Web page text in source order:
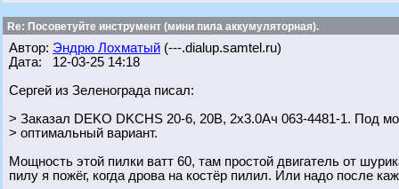
Re: Посоветуйте инструмент (мини пила аккумуляторная).
Автор: Эндрю Лохматый (---.dialup.samtel.ru)
Дата: 12-03-25 14:18
Сергей из Зеленограда писал:
> Заказал DEKO DKCHS 20-6, 20В, 2x3.0Ач 063-4481-1. Под
> оптимальный вариант.
Мощность этой пилки ватт 60, там простой двигатель от
пилу я пожёг, когда дрова на костёр пилил. Или надо после